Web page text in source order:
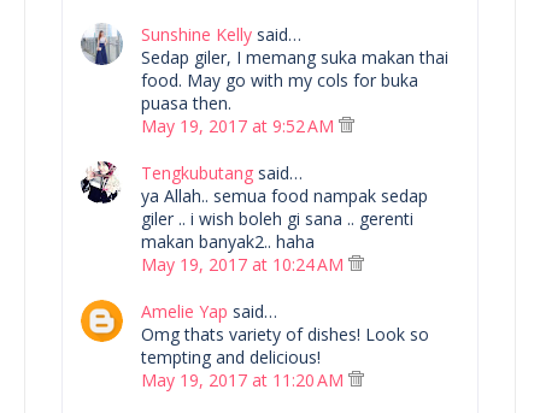
Sunshine Kelly said…
Sedap giler, I memang suka makan thai
food. May go with my cols for buka
puasa then.
May 19, 2017 at 9:52 AM
Tengkubutang said…
ya Allah.. semua food nampak sedap
giler .. i wish boleh gi sana .. gerenti
makan banyak2.. haha
May 19, 2017 at 10:24 AM
Amelie Yap said…
Omg thats variety of dishes! Look so
tempting and delicious!
May 19, 2017 at 11:20 AM